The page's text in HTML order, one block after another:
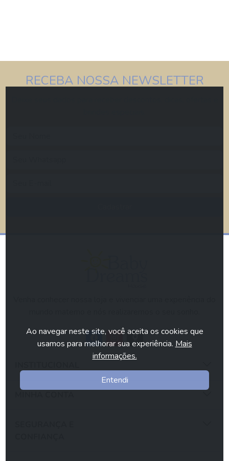
RECEBA NOSSA NEWSLETTER
Ao navegar neste site, você aceita os cookies que
usamos para melhorar sua experiência. Mais
informações.
Entendi